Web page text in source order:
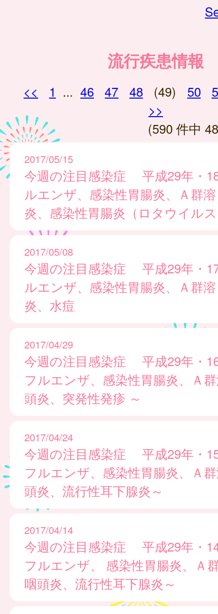
流行疾患情報
<< 1 ... 46 47 48 (49) 50
>>
(590 件中
2017/05/15
今週の注目感染症 平成29年・
ルエンザ、感染性胃腸炎、Ａ群
炎、感染性胃腸炎（ロタウイル
2017/05/08
今週の注目感染症 平成29年・
ルエンザ、感染性胃腸炎、Ａ群
炎、水痘
2017/04/29
今週の注目感染症 平成29年・
フルエンザ、感染性胃腸炎、Ａ
頭炎、突発性発疹 ～
2017/04/24
今週の注目感染症 平成29年・
フルエンザ、感染性胃腸炎、Ａ
頭炎、流行性耳下腺炎～
2017/04/14
今週の注目感染症 平成29年・
フルエンザ、 感染性胃腸炎、Ａ
咽頭炎、流行性耳下腺炎～